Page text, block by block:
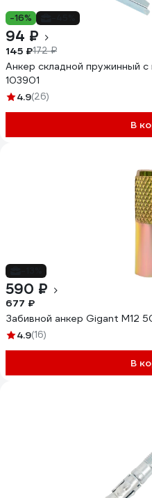
-16%
94 ₽
145 ₽172 ₽
Анкер складной пружинный
103901
4.9(26)
В
590 ₽
677 ₽
Забивной анкер Gigant М12
4.9(16)
В